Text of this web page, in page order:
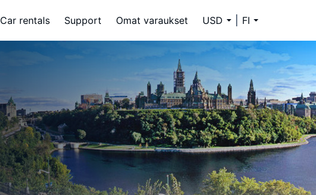
Car rentals Support Omat varaukset USD FI